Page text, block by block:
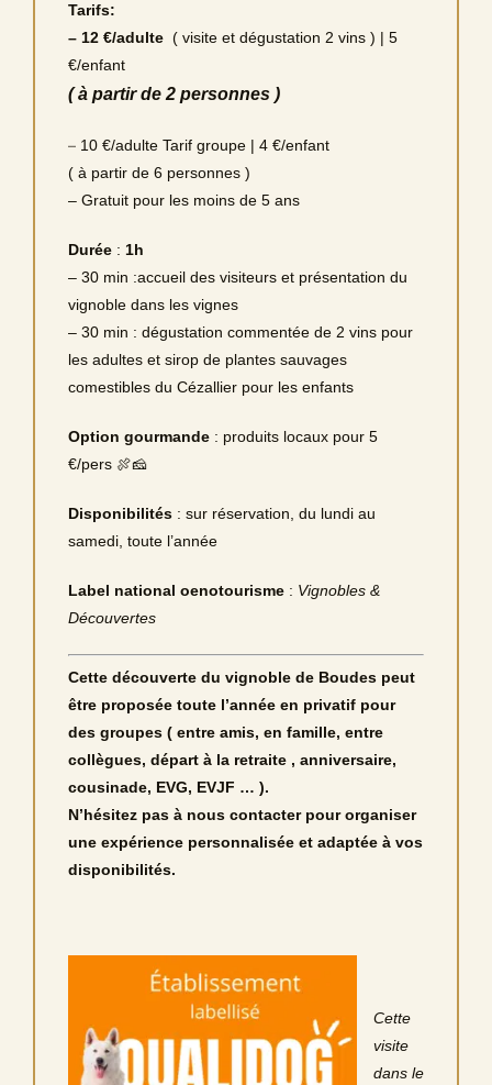
Tarifs:
– 12 €/adulte ( visite et dégustation 2 vins ) | 5
€/enfant
( à partir de 2 personnes )
–10 €/adulte Tarif groupe | 4 €/enfant
( à partir de 6 personnes )
– Gratuit pour les moins de 5 ans
Durée: 1h
– 30 min :accueil des visiteurs et présentation du
vignoble dans les vignes
– 30 min : dégustation commentée de 2 vins pour
les adultes et sirop de plantes sauvages
comestibles du Cézallier pour les enfants
Option gourmande: produits locaux pour 5
€/pers 🍖🧀
Disponibilités: sur réservation, du lundi au
samedi, toute l’année
Label national oenotourisme: Vignobles &
Découvertes
Cette découverte du vignoble de Boudes peut
être proposée toute l’année en privatif pour
des groupes ( entre amis, en famille, entre
collègues, départ à la retraite , anniversaire,
cousinade, EVG, EVJF … ).
N’hésitez pas à nous contacter pour organiser
une expérience personnalisée et adaptée à vos
disponibilités.
Cette
visite
dans le